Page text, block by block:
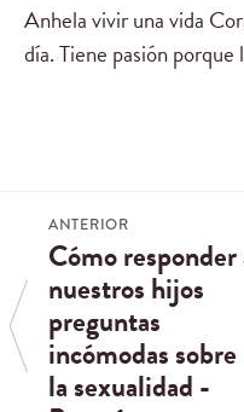
Anhela vivir una vida
día. Tiene pasión porque
ANTERIOR
Cómo responder
nuestros hijos
preguntas
incómodas sobre
la sexualidad -